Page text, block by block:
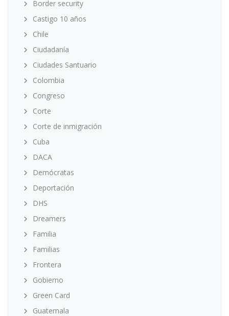
Border security
Castigo 10 años
Chile
Ciudadanía
Ciudades Santuario
Colombia
Congreso
Corte
Corte de inmigración
Cuba
DACA
Demócratas
Deportación
DHS
Dreamers
Familia
Familias
Frontera
Gobierno
Green Card
Guatemala